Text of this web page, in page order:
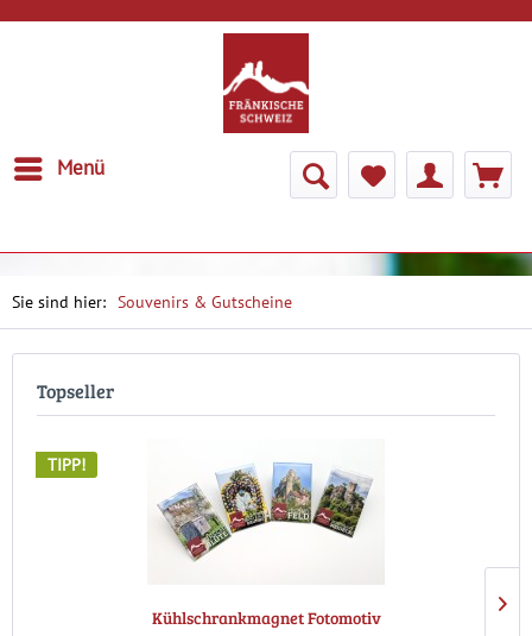
Menü
Souvenirs & Gutscheine
Topseller
TIPP!
Kühlschrankmagnet Fotomotiv